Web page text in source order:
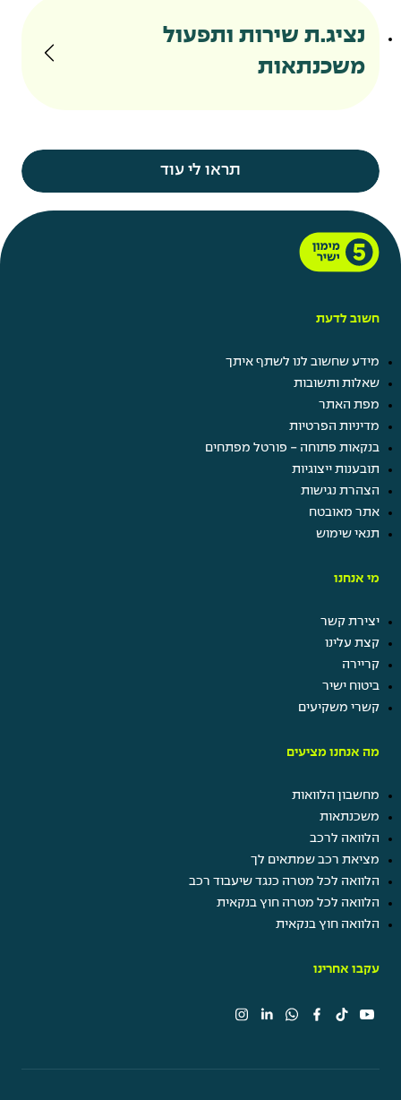
נציג.ת שירות ותפעול
משכנתאות
תראו לי עוד
חשוב לדעת
מידע שחשוב לנו לשתף איתך
שאלות ותשובות
מפת האתר
מדיניות הפרטיות
בנקאות פתוחה - פורטל מפתחים
תובענות ייצוגיות
הצהרת נגישות
אתר מאובטח
תנאי שימוש
מי אנחנו
יצירת קשר
קצת עלינו
קריירה
ביטוח ישיר
קשרי משקיעים
מה אנחנו מציעים
מחשבון הלוואות
משכנתאות
הלוואה לרכב
מציאת רכב שמתאים לך
הלוואה לכל מטרה כנגד שיעבוד רכב
הלוואה לכל מטרה חוץ בנקאית
הלוואה חוץ בנקאית
עקבו אחרינו